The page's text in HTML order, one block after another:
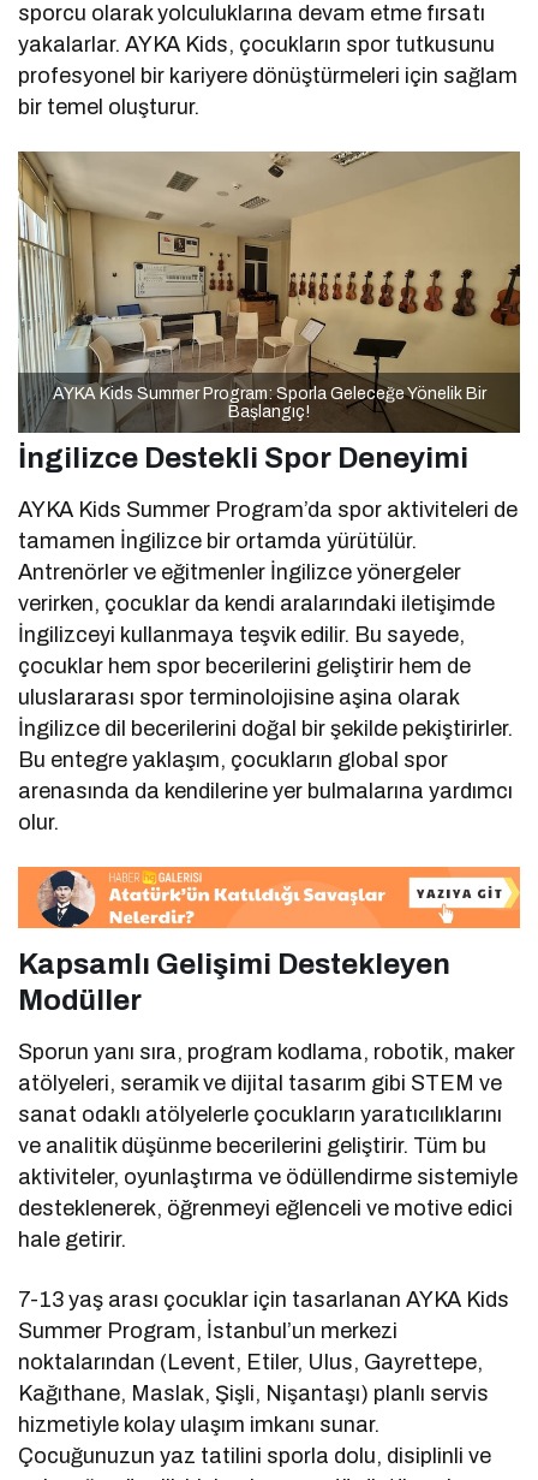
sporcu olarak yolculuklarına devam etme fırsatı
yakalarlar. AYKA Kids, çocukların spor tutkusunu
profesyonel bir kariyere dönüştürmeleri için sağlam
bir temel oluşturur.
AYKA Kids Summer Program: Sporla Geleceğe Yönelik Bir
Başlangıç!
İngilizce Destekli Spor Deneyimi
AYKA Kids Summer Program’da spor aktiviteleri de
tamamen İngilizce bir ortamda yürütülür.
Antrenörler ve eğitmenler İngilizce yönergeler
verirken, çocuklar da kendi aralarındaki iletişimde
İngilizceyi kullanmaya teşvik edilir. Bu sayede,
çocuklar hem spor becerilerini geliştirir hem de
uluslararası spor terminolojisine aşina olarak
İngilizce dil becerilerini doğal bir şekilde pekiştirirler.
Bu entegre yaklaşım, çocukların global spor
arenasında da kendilerine yer bulmalarına yardımcı
olur.
Kapsamlı Gelişimi Destekleyen
Modüller
Sporun yanı sıra, program kodlama, robotik, maker
atölyeleri, seramik ve dijital tasarım gibi STEM ve
sanat odaklı atölyelerle çocukların yaratıcılıklarını
ve analitik düşünme becerilerini geliştirir. Tüm bu
aktiviteler, oyunlaştırma ve ödüllendirme sistemiyle
desteklenerek, öğrenmeyi eğlenceli ve motive edici
hale getirir.
7-13 yaş arası çocuklar için tasarlanan AYKA Kids
Summer Program, İstanbul’un merkezi
noktalarından (Levent, Etiler, Ulus, Gayrettepe,
Kağıthane, Maslak, Şişli, Nişantaşı) planlı servis
hizmetiyle kolay ulaşım imkanı sunar.
Çocuğunuzun yaz tatilini sporla dolu, disiplinli ve